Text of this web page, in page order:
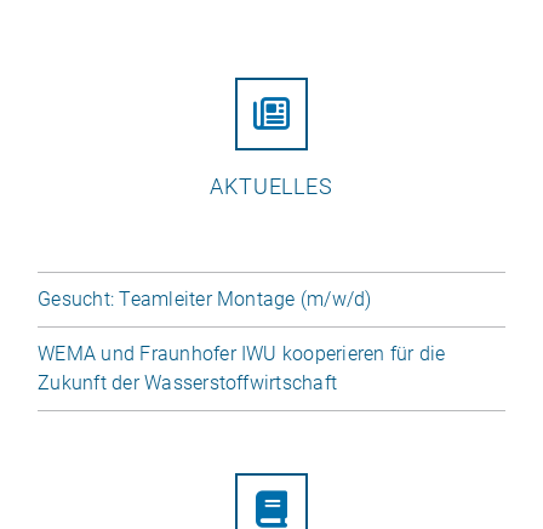
AKTUELLES
Gesucht: Team­lei­ter Mon­tage (m/​​w/​​d)
WEMA und Fraun­ho­fer IWU koope­rie­ren für die
Zukunft der Wasserstoffwirtschaft